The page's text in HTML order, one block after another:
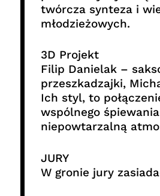
twórcza synteza i
młodzieżowych.
3D Projekt
Filip Danielak –
przeszkadzajki,
Ich styl, to
wspólnego
niepowtarzalną
JURY
W gronie jury